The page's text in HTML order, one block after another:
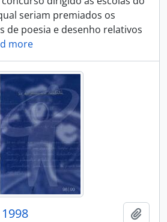
seriam premiados os
de poesia e desenho relativos
more